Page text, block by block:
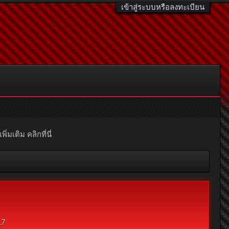
เข้าสู่ระบบหรือลงทะเบียน
พิ่มเติม คลิกที่นี่